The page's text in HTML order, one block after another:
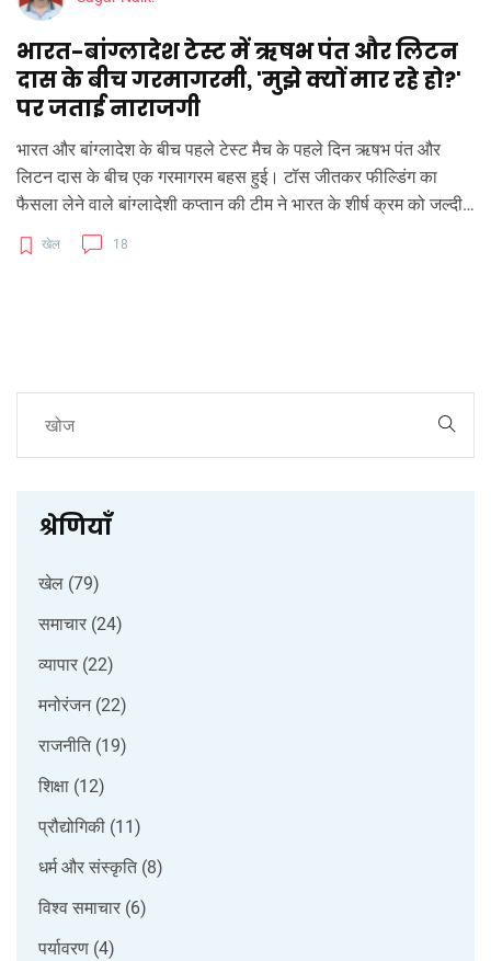
भारत-बांग्लादेश टेस्ट में ऋषभ पंत और लिटन
दास के बीच गरमागरमी, 'मुझे क्यों मार रहे हो?'
पर जताई नाराजगी
भारत और बांग्लादेश के बीच पहले टेस्ट मैच के पहले दिन ऋषभ पंत और
लिटन दास के बीच एक गरमागरम बहस हुई। टॉस जीतकर फील्डिंग का
फैसला लेने वाले बांग्लादेशी कप्तान की टीम ने भारत के शीर्ष क्रम को जल्दी
समेट दिया। रोहित शर्मा, शुभमन गिल और विराट कोहली के जल्दी आउट होने
के बाद भारतीय टीम को स्थिर करने का काम यशस्वी जायसवाल और ऋषभ
खेल 18
श्रेणियाँ
खेल (79)
समाचार (24)
व्यापार (22)
मनोरंजन (22)
राजनीति (19)
शिक्षा (12)
प्रौद्योगिकी (11)
धर्म और संस्कृति (8)
विश्व समाचार (6)
पर्यावरण (4)